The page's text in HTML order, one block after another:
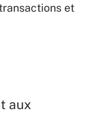
et
aux